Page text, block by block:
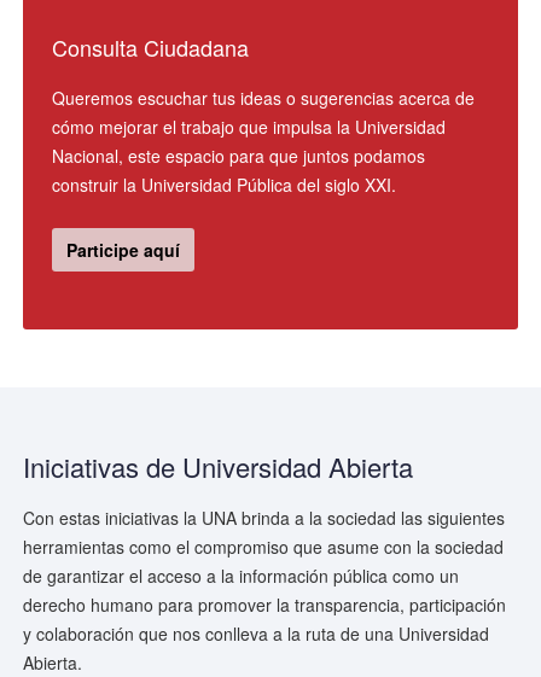
Consulta Ciudadana
Queremos escuchar tus ideas o sugerencias acerca de
cómo mejorar el trabajo que impulsa la Universidad
Nacional, este espacio para que juntos podamos
construir la Universidad Pública del siglo XXI.
Participe aquí
Iniciativas de Universidad Abierta
Con estas iniciativas la UNA brinda a la sociedad las siguientes
herramientas como el compromiso que asume con la sociedad
de garantizar el acceso a la información pública como un
derecho humano para promover la transparencia, participación
y colaboración que nos conlleva a la ruta de una Universidad
Abierta.